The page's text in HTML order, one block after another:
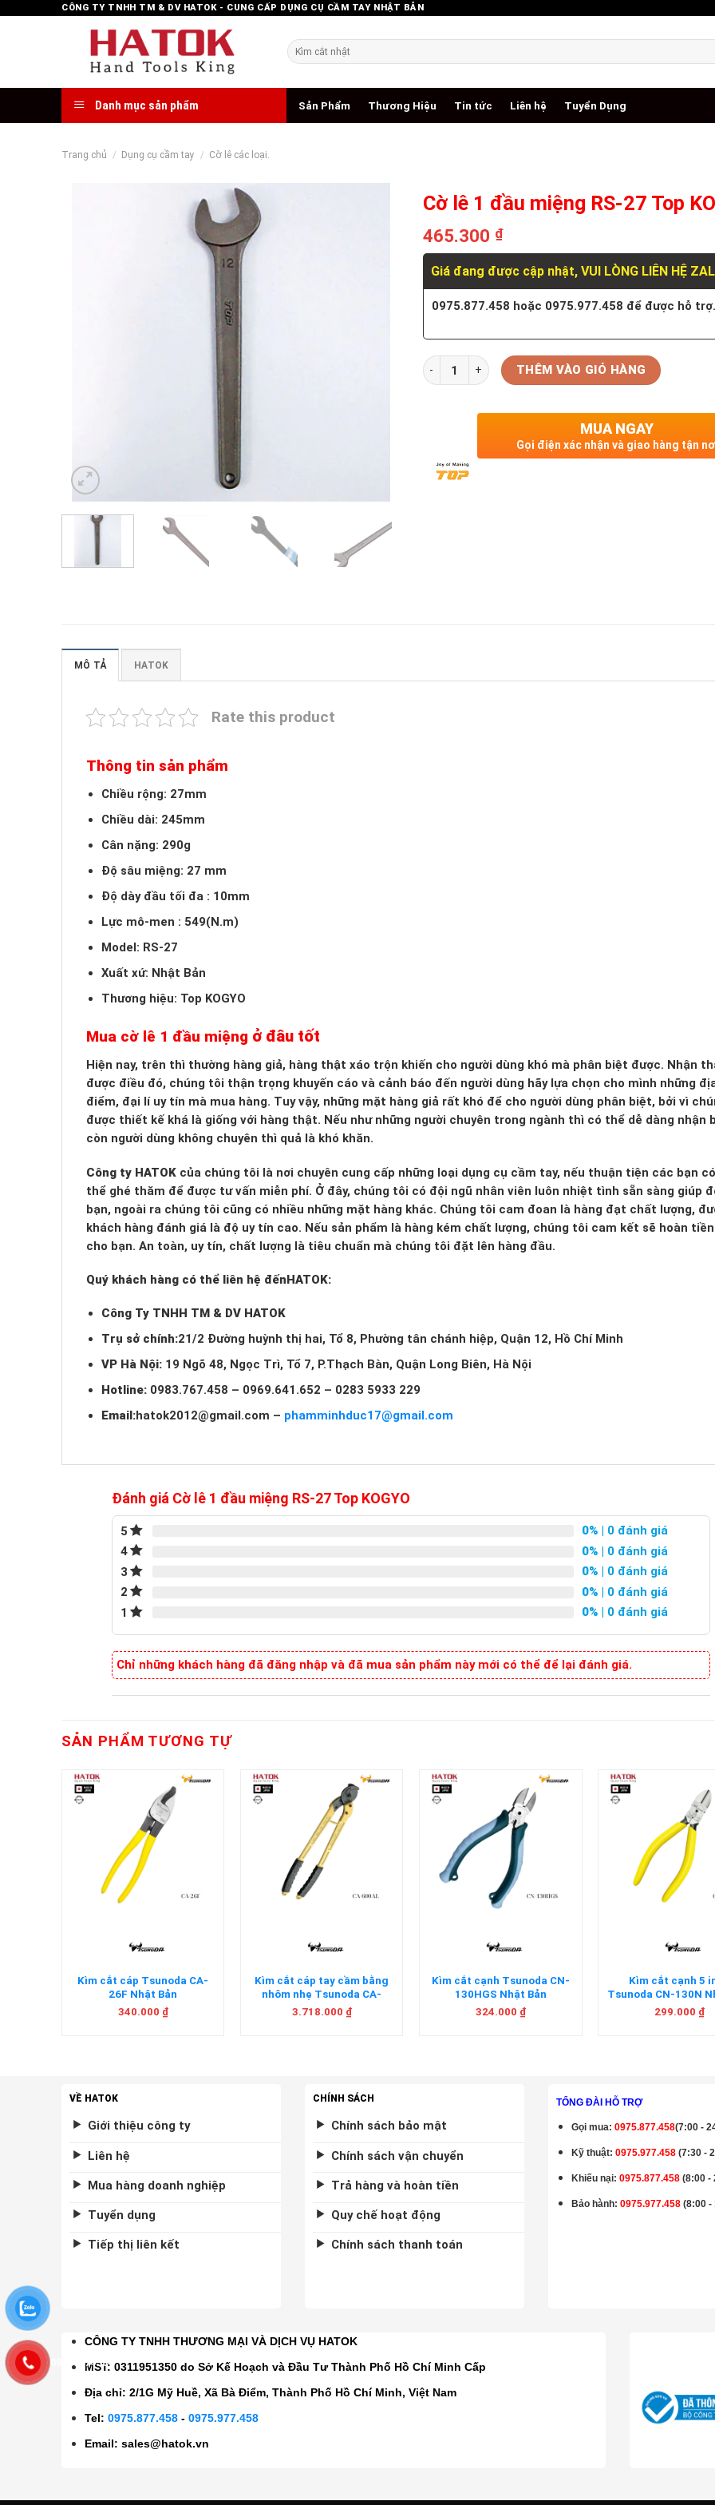
CÔNG TY TNHH TM & DV HATOK - CUNG CẤP DỤNG CỤ CẦM TAY NHẬT BẢN
Tìm
kiếm:
Danh mục sản phẩm Sản Phẩm Thương Hiệu Tin tức Liên hệ Tuyển Dụng
Trang chủ / Dụng cụ cầm tay / Cờ lê các loại.
Cờ lê 1 đầu miệng RS-27 Top
465.300 ₫
Giá đang được cập nhật, VUI LÒNG LIÊN HỆ
0975.877.458 hoặc 0975.977.458 để được hỗ
Số lượng THÊM VÀO GIỎ HÀNG
MUA NGAY
Gọi điện xác nhận và giao hàng tận
MÔ TẢ HATOK
Rate this product
Thông tin sản phẩm
Chiều rộng: 27mm
Chiều dài: 245mm
Cân nặng: 290g
Độ sâu miệng: 27 mm
Độ dày đầu tối đa : 10mm
Lực mô-men : 549(N.m)
Model: RS-27
Xuất xứ: Nhật Bản
Thương hiệu: Top KOGYO
Mua cờ lê 1 đầu miệng ở đâu tốt
Hiện nay, trên thì thường hàng giả, hàng thật xáo trộn khiến cho người dùng khó mà phân biệt được. Nhận
được điều đó, chúng tôi thận trọng khuyến cáo và cảnh báo đến người dùng hãy lựa chọn cho mình những
điểm, đại lí uy tín mà mua hàng. Tuy vậy, những mặt hàng giả rất khó để cho người dùng phân biệt, bởi vì
được thiết kế khá là giống với hàng thật. Nếu như những người chuyên trong ngành thì có thể dễ dàng nhận
còn người dùng không chuyên thì quả là khó khăn.
Công ty HATOK của chúng tôi là nơi chuyên cung cấp những loại dụng cụ cầm tay, nếu thuận tiện các bạn có
thể ghé thăm để được tư vấn miễn phí. Ở đây, chúng tôi có đội ngũ nhân viên luôn nhiệt tình sẵn sàng giúp
bạn, ngoài ra chúng tôi cũng có nhiều những mặt hàng khác. Chúng tôi cam đoan là hàng đạt chất lượng,
khách hàng đánh giá là độ uy tín cao. Nếu sản phẩm là hàng kém chất lượng, chúng tôi cam kết sẽ hoàn
cho bạn. An toàn, uy tín, chất lượng là tiêu chuẩn mà chúng tôi đặt lên hàng đầu.
Quý khách hàng có thể liên hệ đếnHATOK:
Công Ty TNHH TM & DV HATOK
Trụ sở chính:21/2 Đường huỳnh thị hai, Tổ 8, Phường tân chánh hiệp, Quận 12, Hồ Chí Minh
VP Hà Nội: 19 Ngõ 48, Ngọc Trì, Tổ 7, P.Thạch Bàn, Quận Long Biên, Hà Nội
Hotline: 0983.767.458 – 0969.641.652 – 0283 5933 229
Email:hatok2012@gmail.com – phamminhduc17@gmail.com
Đánh giá Cờ lê 1 đầu miệng RS-27 Top KOGYO
5 0% | 0 đánh giá
4
0% | 0 đánh giá
3
0% | 0 đánh giá
2
0% | 0 đánh giá
1
0% | 0 đánh giá
Chỉ những khách hàng đã đăng nhập và đã mua sản phẩm này mới có thể để lại đánh giá.
SẢN PHẨM TƯƠNG TỰ
Kìm cắt cáp Tsunoda CA-
26F Nhật Bản
340.000 ₫
Kìm cắt cáp tay cầm bằng
nhôm nhẹ Tsunoda CA-
600AL Nhật Bản
3.718.000 ₫
Kìm cắt cạnh Tsunoda CN-
130HGS Nhật Bản
324.000 ₫
Kìm cắt cạnh 5
Tsunoda CN-130N
299.000 ₫
VỀ HATOK
Giới thiệu công ty
Liên hệ
Mua hàng doanh nghiệp
Tuyển dụng
Tiếp thị liên kết
CHÍNH SÁCH
Chính sách bảo mật
Chính sách vận chuyển
Trả hàng và hoàn tiền
Quy chế hoạt động
Chính sách thanh toán
TỔNG ĐÀI HỖ TRỢ
Gọi mua:0975.877.458(7:00 -
Kỹ thuật:0975.977.458 (7:30 -
Khiếu nại: 0975.877.458 (8:00 -
Bảo hành:0975.977.458 (8:00 -
CÔNG TY TNHH THƯƠNG MẠI VÀ DỊCH VỤ HATOK
MST: 0311951350 do Sở Kế Hoạch và Đầu Tư Thành Phố Hồ Chí Minh Cấp
Địa chỉ: 2/1G Mỹ Huề, Xã Bà Điểm, Thành Phố Hồ Chí Minh, Việt Nam
Tel:0975.877.458 -0975.977.458
Email:sales@hatok.vn
0975877458